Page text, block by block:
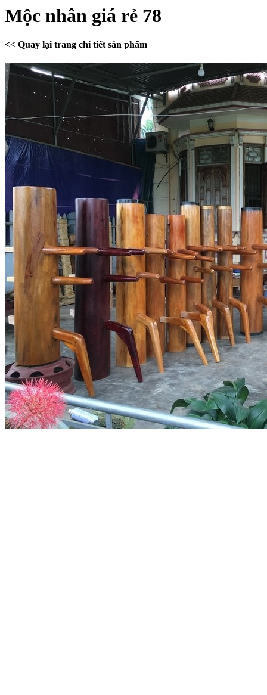
Mộc nhân giá rẻ 78
<< Quay lại trang chi tiết sản phẩm